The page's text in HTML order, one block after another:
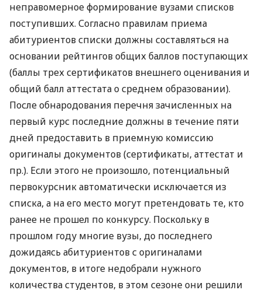
неправомерное формирование вузами списков
поступивших. Согласно правилам приема
абитуриентов списки должны составляться на
основании рейтингов общих баллов поступающих
(баллы трех сертификатов внешнего оценивания и
общий балл аттестата о среднем образовании).
После обнародования перечня зачисленных на
первый курс последние должны в течение пяти
дней предоставить в приемную комиссию
оригиналы документов (сертификаты, аттестат и
пр.). Если этого не произошло, потенциальный
первокурсник автоматически исключается из
списка, а на его место могут претендовать те, кто
ранее не прошел по конкурсу. Поскольку в
прошлом году многие вузы, до последнего
дожидаясь абитуриентов с оригиналами
документов, в итоге недобрали нужного
количества студентов, в этом сезоне они решили